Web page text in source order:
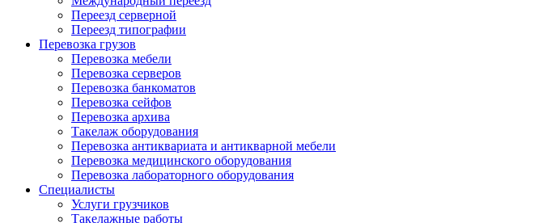
Переезд серверной
Переезд типографии
Перевозка грузов
Перевозка мебели
Перевозка серверов
Перевозка банкоматов
Перевозка сейфов
Перевозка архива
Такелаж оборудования
Перевозка антиквариата и антикварной мебели
Перевозка медицинского оборудования
Перевозка лабораторного оборудования
Специалисты
Услуги грузчиков
Такелажные работы